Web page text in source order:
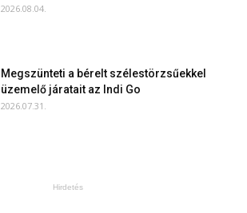
2026.08.04.
Megszünteti a bérelt szélestörzsűekkel
üzemelő járatait az Indi Go
2026.07.31.
Hirdetés